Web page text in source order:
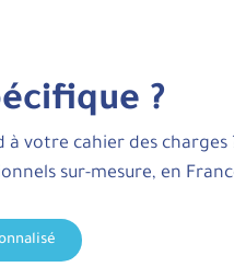
?
votre cahier des charges
sur-mesure, en